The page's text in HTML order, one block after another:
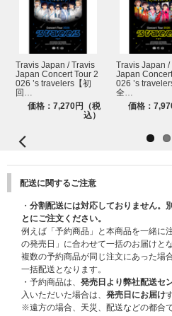
Forever Blue
Maybe
ねぇ、キスして ＜七五三掛/川島＞
My Bestie
Be Your Shadow
踊らなきゃ損
Teenage Dream
[ENCORE]
Disco Baby
Would You Like One?
Sweetest Tune
Travis Japan / Travis
Japan Concert Tour 2
026 ’s travelers【初
回…
価格：7,270円（税
込）
Travis Japan /
Japan
026 ’s
全…
価格：
配送に関するご注意
・ 分割配送には対応しておりません。
とにご注文ください。
例えば「予約商品」と本商品を一緒に
の発売日」に合わせて一括のお届けと
複数の予約商品が同じ注文にあった場
一括配送となります。
・予約商品は、 発売日より弊社配送セ
入いただいた場合は、 発売日にお届け
※遠方の場合、天災、配送などの都合